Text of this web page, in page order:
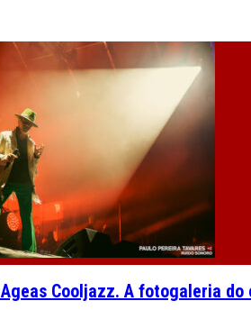
Cooljazz. A fotogaleria do